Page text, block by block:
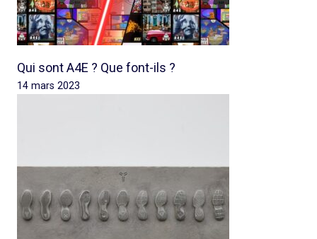
Qui sont A4E ? Que font-ils ?
14 mars 2023